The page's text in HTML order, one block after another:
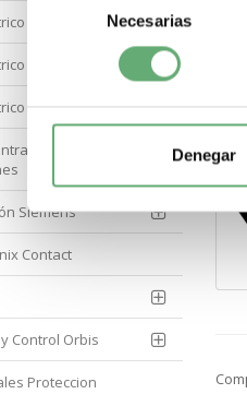
consentimiento
Necesarias
Denegar
Hager
Hyundai
Legrand
Siemens
Contact
Control Orbis
Proteccion